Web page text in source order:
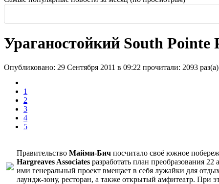
Ураганостойкий South
Опубликовано: 29 Сентября 2011 в 09:22 прочитали: 2093 раз(а)
1
2
3
4
5
Правительство Майми-Бич посчитало своё южное
Hargreaves Associates разработать план преобразования
ими генеральный проект вмещает в себя лужайки для
лаундж-зону, ресторан, а также открытый амфитеатр. При